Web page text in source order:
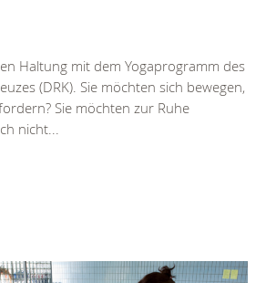
Haltung mit dem Yogaprogramm des
(DRK). Sie möchten sich bewegen,
Sie möchten zur Ruhe
nicht...